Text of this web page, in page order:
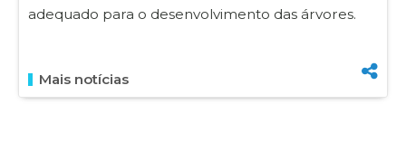
adequado para o desenvolvimento das árvores.
Mais notícias